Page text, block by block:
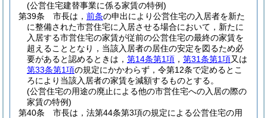
(公営住宅建替事業に係る家賃の特例)
第39条
市長は， 前条の申出により公営住宅の入居者を新た
に整備された市営住宅に入居させる場合において，新たに
入居する市営住宅の家賃が従前の公営住宅の最終の家賃を
超えることとなり，当該入居者の居住の安定を図るため必
要があると認めるときは， 第14条第1項 ， 第31条第1項又は
第33条第1項の規定にかかわらず，令第12条で定めるとこ
ろにより当該入居者の家賃を減額するものとする。
(公営住宅の用途の廃止による他の市営住宅への入居の際の
家賃の特例)
第40条
市長は，法第44条第3項の規定による公営住宅の用